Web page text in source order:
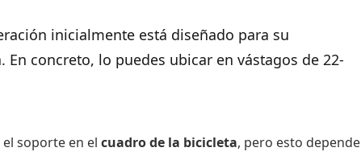
inicialmente está diseñado para su
En concreto, lo puedes ubicar en vástagos de 22-
el soporte en elcuadro de la bicicleta, pero esto depende